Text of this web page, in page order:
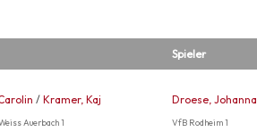
Spieler
/ Kramer, Kaj
Auerbach 1
Droese, Johanna
VfB Rodheim 1